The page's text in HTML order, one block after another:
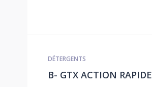
DÉTERGENTS
B- GTX ACTION RAPIDE